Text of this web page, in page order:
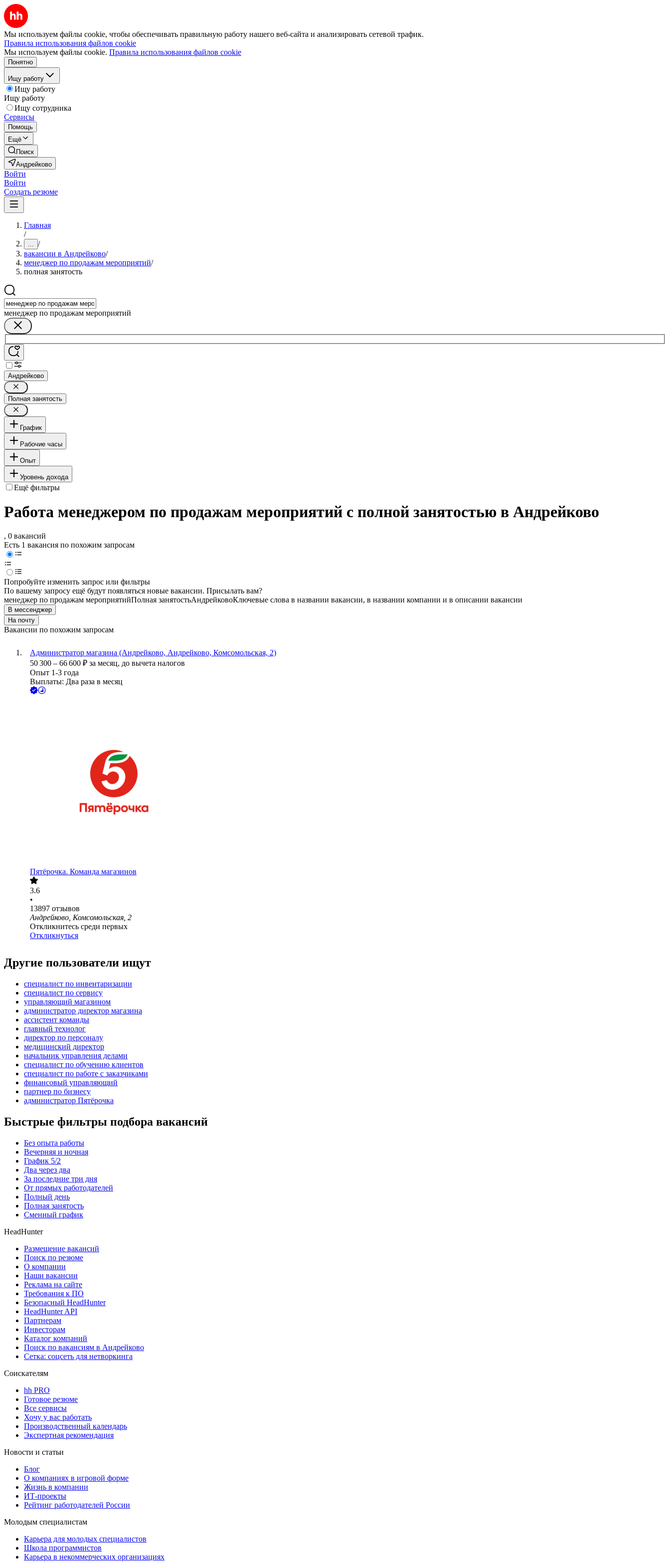
Мы используем файлы cookie, чтобы обеспечивать правильную работу нашего веб-сайта и анализировать сетевой трафик.
Правила использования файлов cookie
Мы используем файлы cookie. Правила использования файлов cookie
Понятно
Ищу работу
Ищу работу
Ищу работу
Ищу сотрудника
Сервисы
Помощь
Ещё
Поиск
Андрейково
Войти
Войти
Создать резюме
Главная
/
... /
вакансии в Андрейково/
менеджер по продажам мероприятий/
полная занятость
менеджер по продажам мероприятий
Андрейково
Полная занятость
График
Рабочие часы
Опыт
Уровень дохода
Ещё фильтры
Работа менеджером по продажам мероприятий с полной занятостью в Андрейково
, 0 вакансий
Есть 1 вакансия по похожим запросам
Попробуйте изменить запрос или фильтры
По вашему запросу ещё будут появляться новые вакансии. Присылать вам?
менеджер по продажам мероприятийПолная занятостьАндрейковоКлючевые слова в названии вакансии, в названии компании и в описании вакансии
В мессенджер
На почту
Вакансии по похожим запросам
Администратор магазина (Андрейково, Андрейково, Комсомольская, 2)
50 300 – 66 600 ₽ за месяц, до вычета налогов
Опыт 1-3 года
Выплаты: Два раза в месяц
Пятёрочка. Команда магазинов
3.6
•
13897 отзывов
Андрейково, Комсомольская, 2
Откликнитесь среди первых
Откликнуться
Другие пользователи ищут
специалист по инвентаризации
специалист по сервису
управляющий магазином
администратор директор магазина
ассистент команды
главный технолог
директор по персоналу
медицинский директор
начальник управления делами
специалист по обучению клиентов
специалист по работе с заказчиками
финансовый управляющий
партнер по бизнесу
администратор Пятёрочка
Быстрые фильтры подбора вакансий
Без опыта работы
Вечерняя и ночная
График 5/2
Два через два
За последние три дня
От прямых работодателей
Полный день
Полная занятость
Сменный график
HeadHunter
Размещение вакансий
Поиск по резюме
О компании
Наши вакансии
Реклама на сайте
Требования к ПО
Безопасный HeadHunter
HeadHunter API
Партнерам
Инвесторам
Каталог компаний
Поиск по вакансиям в Андрейково
Сетка: соцсеть для нетворкинга
Соискателям
hh PRO
Готовое резюме
Все сервисы
Хочу у вас работать
Производственный календарь
Экспертная рекомендация
Новости и статьи
Блог
О компаниях в игровой форме
Жизнь в компании
ИТ-проекты
Рейтинг работодателей России
Молодым специалистам
Карьера для молодых специалистов
Школа программистов
Карьера в некоммерческих организациях